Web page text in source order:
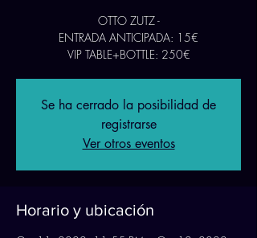
OTTO ZUTZ -
ENTRADA ANTICIPADA: 15€
VIP TABLE+BOTTLE: 250€
Se ha cerrado la posibilidad de
registrarse
Ver otros eventos
Horario y ubicación